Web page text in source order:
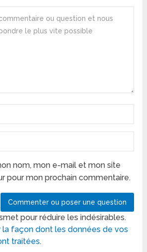
nom, mon e-mail et mon site
pour mon prochain commentaire.
pour réduire les indésirables.
la façon dont les données de vos
traitées.